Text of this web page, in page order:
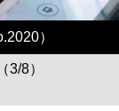
）
3/8）